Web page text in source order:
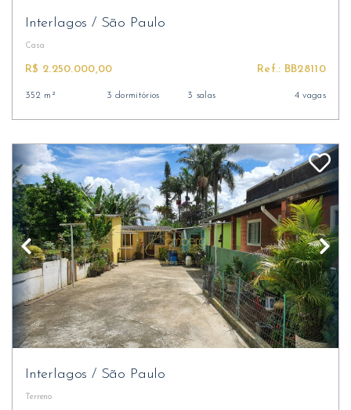
Interlagos/ São Paulo
Casa
R$ 2.250.000,00 Ref.: BB28110
352 m² 3 dormitórios 3 salas 4 vagas
Interlagos/ São Paulo
Terreno